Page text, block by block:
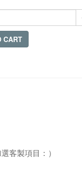
CART
客製項目：）